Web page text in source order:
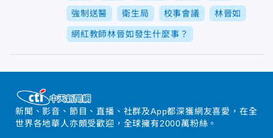
強制送醫 衛生局 校事會議 林晉如
網紅教師林晉如發生什麼事？
新聞、影音、節目、直播、社群及App都深獲網友喜愛，在全
世界各地華人亦頗受歡迎，全球擁有2000萬粉絲。